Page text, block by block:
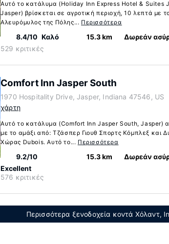
Αυτό το κατάλυμα (Holiday Inn Express Hotel & Suites
Jasper) βρίσκεται σε αγροτική περιοχή, 10 λεπτά με
Αλευρόμυλος της Πόλης... Περισσότερα
8.4/10 Καλό
529 κριτικές
15.3 km Δωρεάν
Comfort Inn Jasper South
1970 Hospitality Drive, Jasper, Indiana 47546, US
χάρτη
Αυτό το κατάλυμα (Comfort Inn Jasper South, Jasper)
με το αμάξι από: Τζάσπερ Γιουθ Σπορτς Κόμπλεξ και
Χώρας Dubois. Αυτό το... Περισσότερα
9.2/10
Excellent
576 κριτικές
15.3 km Δωρεάν
Περισσότερα ξενοδοχεία κοντά Χόλαντ,